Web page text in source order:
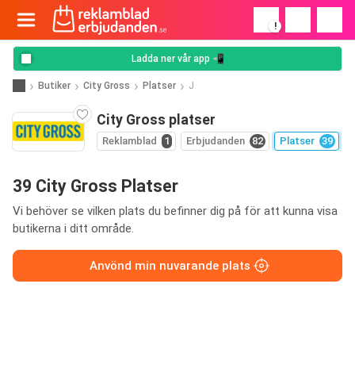
!
Ladda ner vår app 📲
Butiker City Gross Platser J
City Gross platser
Reklamblad 1 Erbjudanden 82 Platser 39
39 City Gross Platser
Vi behöver se vilken plats du befinner dig på för att kunna visa
butikerna i ditt område.
Anvönd min nuvarande plats